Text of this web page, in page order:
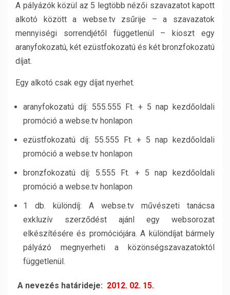
A pályázók közül az 5 legtöbb nézői szavazatot kapott
alkotó között a webse.tv zsűrije – a szavazatok
mennyiségi sorrendjétől függetlenül – kioszt egy
aranyfokozatú, két ezüstfokozatú és két bronzfokozatú
díjat.
Egy alkotó csak egy díjat nyerhet.
aranyfokozatú díj: 555.555 Ft. + 5 nap kezdőoldali
promóció a webse.tv honlapon
ezüstfokozatú díj: 55.555 Ft. + 5 nap kezdőoldali
promóció a webse.tv honlapon
bronzfokozatú díj: 5.555 Ft. + 5 nap kezdőoldali
promóció a webse.tv honlapon
1 db. különdíj: A webse.tv művészeti tanácsa
exkluzív szerződést ajánl egy websorozat
elkészítésére és promóciójára. A különdíjat bármely
pályázó megnyerheti a közönségszavazatoktól
függetlenül.
A nevezés határideje: 2012. 02. 15.